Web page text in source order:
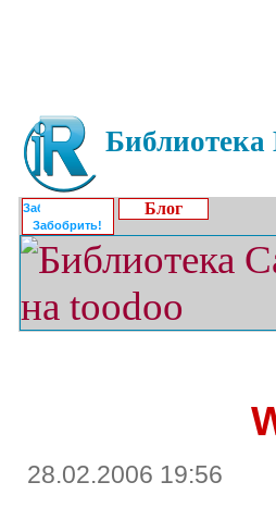
Забобрить!
Блог
28.02.2006 19:56